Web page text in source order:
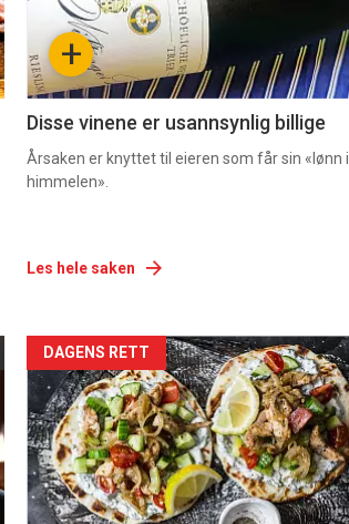
3 +
Disse vinene er usannsynlig billige
Årsaken er knyttet til eieren som får sin «lønn i
himmelen».
Les hele saken
Forsiden
akkurat
nå
-
DAGENS RETT